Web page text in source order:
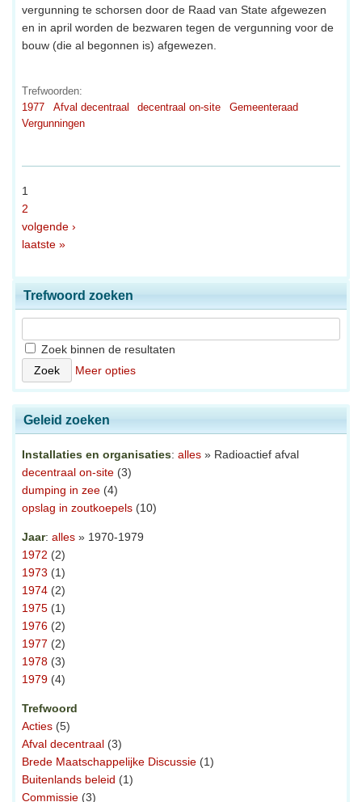
vergunning te schorsen door de Raad van State afgewezen
en in april worden de bezwaren tegen de vergunning voor de
bouw (die al begonnen is) afgewezen.
Trefwoorden:
1977
Afval decentraal decentraal on-site
Gemeenteraad
Vergunningen
1
2
volgende ›
laatste »
Trefwoord zoeken
Zoek binnen de resultaten
Meer opties
Geleid zoeken
Installaties en organisaties: alles » Radioactief afval
decentraal on-site (3)
dumping in zee (4)
opslag in zoutkoepels (10)
Jaar: alles » 1970-1979
1972 (2)
1973 (1)
1974 (2)
1975 (1)
1976 (2)
1977 (2)
1978 (3)
1979 (4)
Trefwoord
Acties (5)
Afval decentraal (3)
Brede Maatschappelijke Discussie (1)
Buitenlands beleid (1)
Commissie (3)